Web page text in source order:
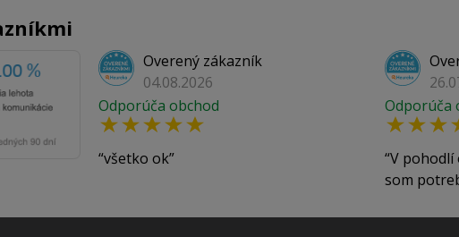
Overený zákazník
04.08.2026
Odporúča obchod
všetko ok
Odporúča
V pohodlí
som